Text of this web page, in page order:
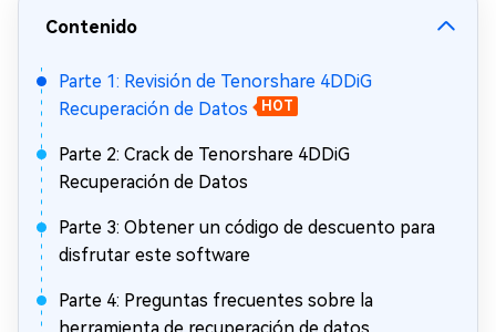
Contenido
Parte 1: Revisión de Tenorshare 4DDiG
Recuperación de Datos
HOT
Parte 2: Crack de Tenorshare 4DDiG
Recuperación de Datos
Parte 3: Obtener un código de descuento para
disfrutar este software
Parte 4: Preguntas frecuentes sobre la